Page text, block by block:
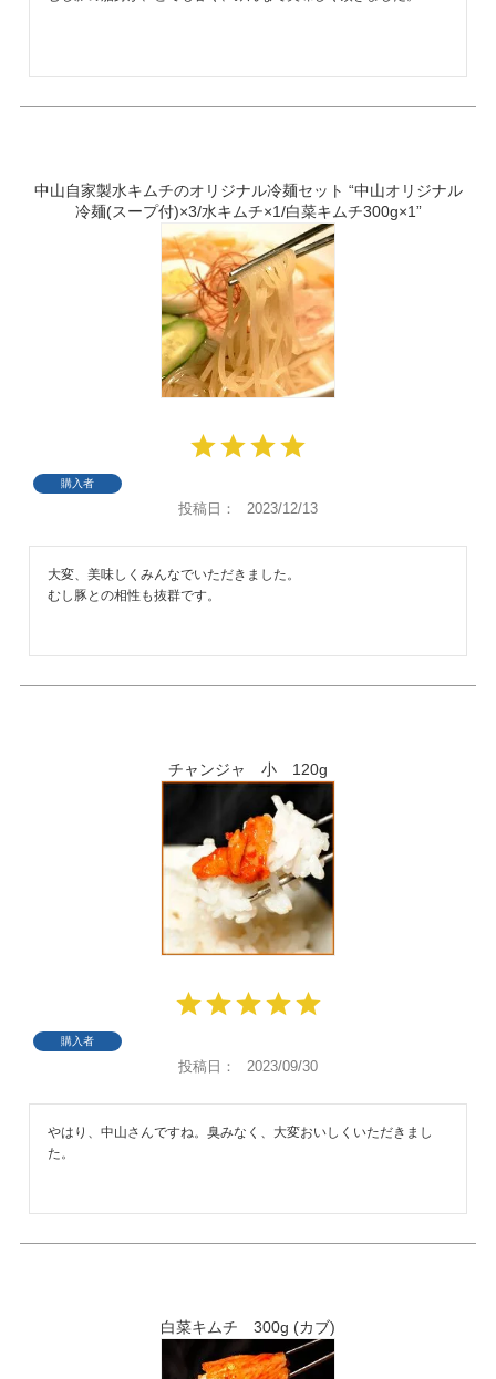
中山自家製水キムチのオリジナル冷麺セット “中山オリジナル
冷麺(スープ付)×3/水キムチ×1/白菜キムチ300g×1”
購入者
投稿日 2023/12/13
大変、美味しくみんなでいただきました。
むし豚との相性も抜群です。
チャンジャ 小 120g
購入者
投稿日 2023/09/30
やはり、中山さんですね。臭みなく、大変おいしくいただきまし
た。
白菜キムチ 300g (カブ)